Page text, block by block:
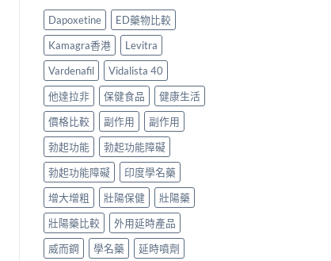
中
用
指
南〉
中
購
買
指
南〉
中
家
真
實
服
用
心
得
與
購
買
建
議〉
中
食
最
有
效？
2026
香
港
用
家
必
讀
用
法
用
量
完
整
教
學〉
Dapoxetine
ED藥物比較
Kamagra香港
Levitra
Vardenafil
Vidalista 40
他達拉非
保健食品
健康生活
價格比較
副作用
副作用
勃起功能
勃起功能障礙
勃起功能障礙
印度學名藥
增大增粗
壯陽保健
壯陽藥
壯陽藥比較
外用延時產品
威而鋼
學名藥
延時噴劑